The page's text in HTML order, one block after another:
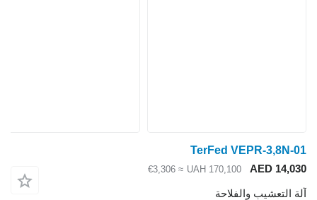
TerFed VEPR-
AED
UAH 170,100
≈ €3,306
والفلاحة